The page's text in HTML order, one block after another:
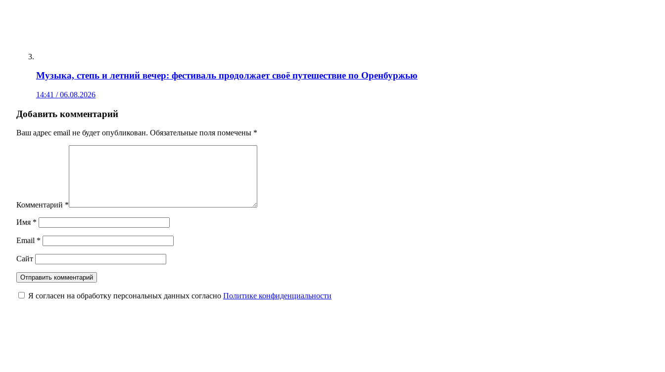
Музыка, степь и летний вечер: фестиваль продолжает своё путешествие по Оренбуржью
14:41 / 06.08.2026
Добавить комментарий
Ваш адрес email не будет опубликован. Обязательные поля помечены *
Комментарий *
Имя *
Email *
Сайт
Я согласен на обработку персональных данных согласно Политике конфиденциальности